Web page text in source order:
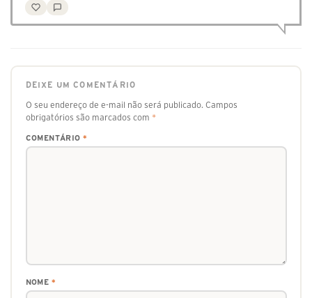
DEIXE UM COMENTÁRIO
O seu endereço de e-mail não será publicado. Campos
obrigatórios são marcados com *
COMENTÁRIO *
NOME *